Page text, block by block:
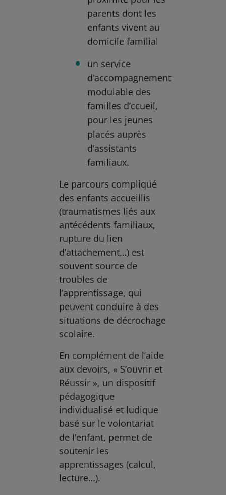
parents dont les
enfants vivent au
domicile familial
un service
d’accompagnement
modulable des
familles d’ccueil,
pour les jeunes
placés auprès
d’assistants
familiaux.
Le parcours compliqué
des enfants accueillis
(traumatismes liés aux
antécédents familiaux,
rupture du lien
d’attachement…) est
souvent source de
troubles de
l’apprentissage, qui
peuvent conduire à des
situations de décrochage
scolaire.
En complément de l’aide
aux devoirs, « S’ouvrir et
Réussir », un dispositif
pédagogique
individualisé et ludique
basé sur le volontariat
de l’enfant, permet de
soutenir les
apprentissages (calcul,
lecture…).